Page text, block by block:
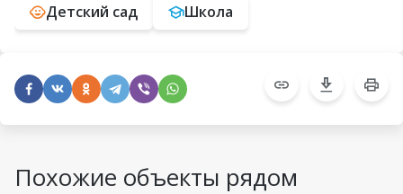
Детский сад Школа
Похожие объекты рядом